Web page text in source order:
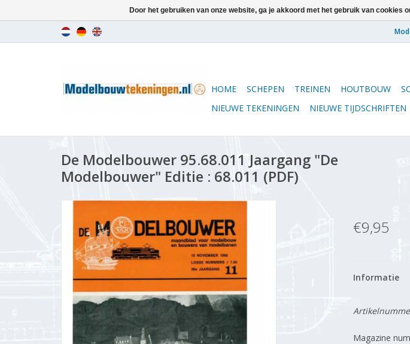
HOME SCHEPEN TREINEN HOUTBOUW
NIEUWE TEKENINGEN
NIEUWE TIJDSCHRIFTEN
De Modelbouwer 95.68.011 Jaargang "De
Modelbouwer" Editie : 68.011 (PDF)
€9,95
Informatie
Magazine
Door het gebruiken van onze website, ga je akkoord met het gebruik van cookies